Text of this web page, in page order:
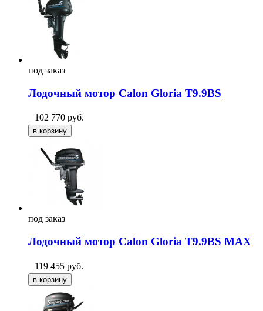
под заказ
Лодочный мотор Calon Gloria T9.9BS
102 770 руб.
под заказ
Лодочный мотор Calon Gloria T9.9BS MAX
119 455 руб.